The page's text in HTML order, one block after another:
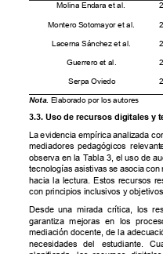
Molina Endara et a .
Montero Sotomayor et al.
Lacerna Sánchez et al.
Guerrero et al.
Serpa Oviedo
Nota. Elaborado por los autores
3.3. Uso de recursos digitales y
La evidencia empírica analizada
mediadores pedagógicos relevant
observa en la Tabla 3, el uso de
tecnologías asistivas se asocia con
hacia la lectura. Estos recursos
con principios inclusivos y obje
Desde una mirada crítica, los
garantiza mejoras en los proces
mediación docente, de la adecu
necesidades
del estudiante.